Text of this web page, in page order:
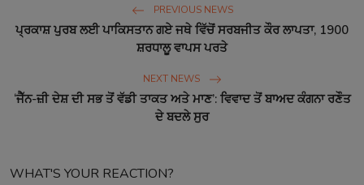
PREVIOUS NEWS
ਪ੍ਰਕਾਸ਼ ਪੁਰਬ ਲਈ ਪਾਕਿਸਤਾਨ ਗਏ ਜਥੇ ਵਿੱਚੋਂ ਸਰਬਜੀਤ ਕੌਰ ਲਾਪਤਾ, 1900
ਸ਼ਰਧਾਲੂ ਵਾਪਸ ਪਰਤੇ
NEXT NEWS
‘ਜੈੱਨ-ਜ਼ੀ ਦੇਸ਼ ਦੀ ਸਭ ਤੋਂ ਵੱਡੀ ਤਾਕਤ ਅਤੇ ਮਾਣ’: ਵਿਵਾਦ ਤੋਂ ਬਾਅਦ ਕੰਗਨਾ ਰਣੌਤ
ਦੇ ਬਦਲੇ ਸੁਰ
WHAT'S YOUR REACTION?